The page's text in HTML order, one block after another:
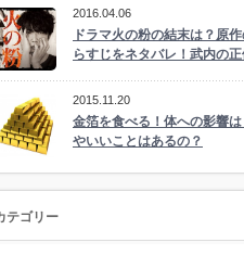
2016.04.06
ドラマ火の粉の結末は？原
らすじをネタバレ！武内の正
2015.11.20
金箔を食べる！体への影響
やいいことはあるの？
テゴリー